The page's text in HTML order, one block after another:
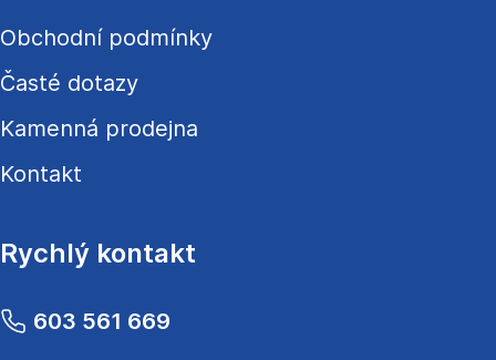
Obchodní podmínky
Časté dotazy
Kamenná prodejna
Kontakt
Rychlý kontakt
603 561 669